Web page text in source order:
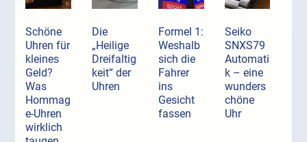
Schöne
Uhren für
kleines
Geld?
Was
Hommag
e-Uhren
wirklich
Die
„Heilige
Dreifaltig
keit“ der
Uhren
Formel 1:
Weshalb
sich die
Fahrer
ins
Gesicht
fassen
Seiko
SNXS79
Automati
k – eine
wunders
chöne
Uhr